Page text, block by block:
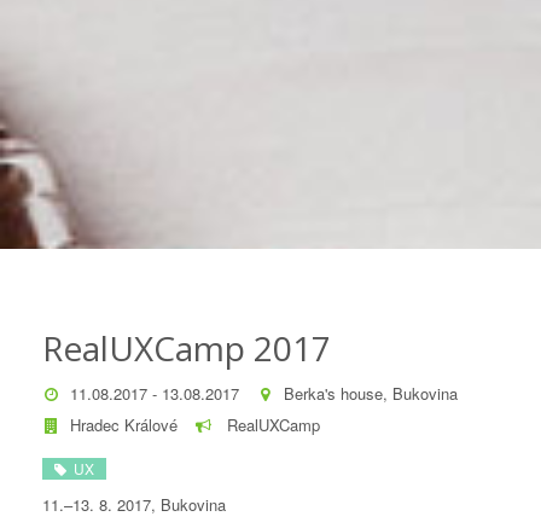
RealUXCamp 2017
11.08.2017 - 13.08.2017
Berka's house, Bukovina
Hradec Králové
RealUXCamp
UX
11.–13. 8. 2017, Bukovina